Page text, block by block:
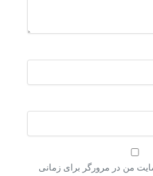
من در مرورگر برای زمانی